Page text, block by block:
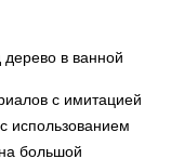
с имитацией
использованием
большой